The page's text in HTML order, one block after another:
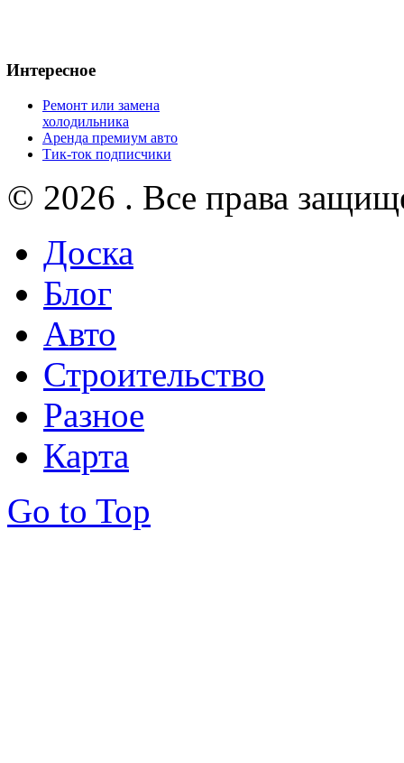
Интересное
Ремонт или замена
холодильника
Аренда премиум авто
Тик-ток подписчики
© 2026 . Все права
Доска
Блог
Авто
Строительство
Разное
Карта
Go to Top